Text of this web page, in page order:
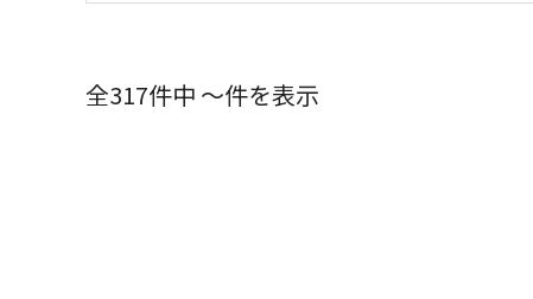
全317件中 ～件を表示